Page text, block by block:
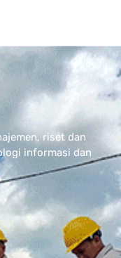
riset dan
informasi dan